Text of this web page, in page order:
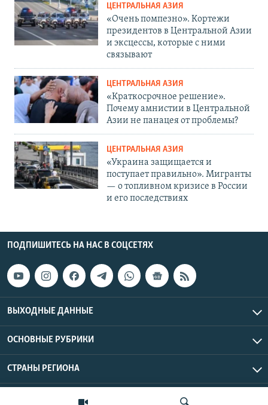
ЦЕНТРАЛЬНАЯ АЗИЯ
«Очень помпезно». Кортежи
президентов в Центральной Азии
и эксцессы, которые с ними
связывают
ЦЕНТРАЛЬНАЯ АЗИЯ
«Краткосрочное решение».
Почему амнистии в Центральной
Азии не панацея от проблемы?
ЦЕНТРАЛЬНАЯ АЗИЯ
«Украина защищается и
поступает правильно». Мигранты
— о топливном кризисе в России
и его последствиях
ПОДПИШИТЕСЬ НА НАС В СОЦСЕТЯХ
ВЫХОДНЫЕ ДАННЫЕ
ОСНОВНЫЕ РУБРИКИ
СТРАНЫ РЕГИОНА
Азаттык Азия © 2026 RFE/RL, Inc. | Все права защищены.